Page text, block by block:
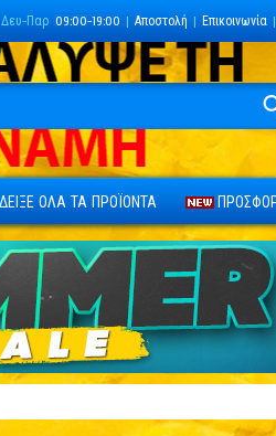
Δευ-Παρ 09:00-19:00 | Αποστολή | Επικοινωνία |
ΔΕΙΞΕ ΟΛΑ ΤΑ ΠΡΟΪΟΝΤΑ